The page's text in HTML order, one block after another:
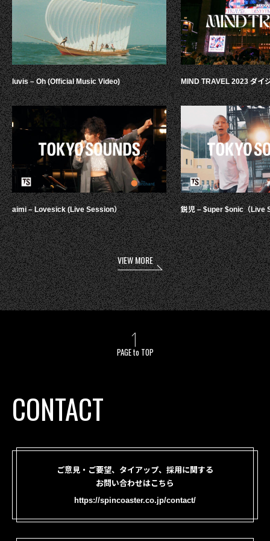
luvis – Oh (Official Music Video)
aimi – Lovesick (Live Session）
MIND TRAVEL 2023 ダイ
鋭児 – $uper $onic（Live
VIEW MORE
PAGE to TOP
CONTACT
ご意見・ご要望、タイアップ、採用に関する
お問い合わせはこちら
https://spincoaster.co.jp/contact/